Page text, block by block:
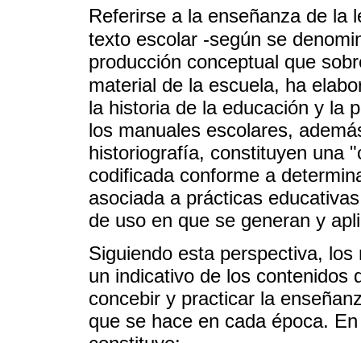
Referirse a la enseñanza de la
texto escolar -según se
producción conceptual que
material de la escuela, ha
la historia de la educación y la
los manuales escolares,
historiografía, constituyen una
codificada conforme a
asociada a prácticas
de uso en que se generan y
Siguiendo esta perspectiva,
un indicativo de los contenidos
concebir y practicar la
que se hace en cada época.